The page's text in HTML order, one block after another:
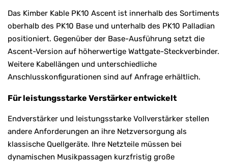
Das Kimber Kable PK10 Ascent ist innerhalb des Sortiments
oberhalb des PK10 Base und unterhalb des PK10 Palladian
positioniert. Gegenüber der Base-Ausführung setzt die
Ascent-Version auf höherwertige Wattgate-Steckverbinder.
Weitere Kabellängen und unterschiedliche
Anschlusskonfigurationen sind auf Anfrage erhältlich.
Für leistungsstarke Verstärker entwickelt
Endverstärker und leistungsstarke Vollverstärker stellen
andere Anforderungen an ihre Netzversorgung als
klassische Quellgeräte. Ihre Netzteile müssen bei
dynamischen Musikpassagen kurzfristig große